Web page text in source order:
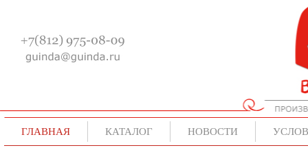
ГЛАВНАЯ КАТАЛОГ НОВОСТИ